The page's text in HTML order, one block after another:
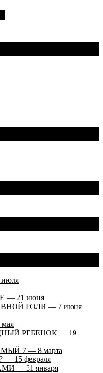
— 21 июня
РОЛИ — 7 июня
РЕБЕНОК — 19
7 — 8 марта
15 февраля
— 31 января